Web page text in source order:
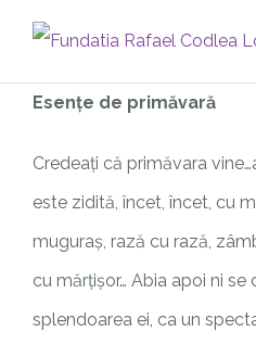
contentEsențe de primăvară
Credeați că primăvara
este zidită, încet, încet, cu
muguraș, rază cu rază,
cu mărțișor… Abia apoi ni
splendoarea ei, ca un